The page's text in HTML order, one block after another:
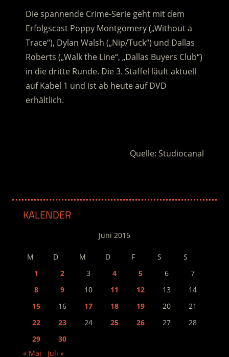
Die spannende Crime-Serie geht mit dem
Erfolgscast Poppy Montgomery („Without a
Trace“), Dylan Walsh („Nip/Tuck“) und Dallas
Roberts („Walk the Line“, „Dallas Buyers Club“)
in die dritte Runde. Die 3. Staffel läuft aktuell
auf Kabel 1 und ist ab heute auf DVD
erhältlich.
Quelle: Studiocanal
KALENDER
Juni 2015
M D M D F S
S
1
2 3 4 5 6
7
8
9 10 11 12 13
14
15
16 17 18 19 20
21
22
23 24 25 26 27
28
29
30
« Mai
Juli »